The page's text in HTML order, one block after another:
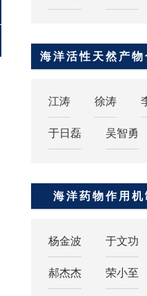
海洋活性天然产
江涛 徐涛
于日磊 吴智勇
海洋药物作用
杨金波 于文功
郝杰杰 荣小至